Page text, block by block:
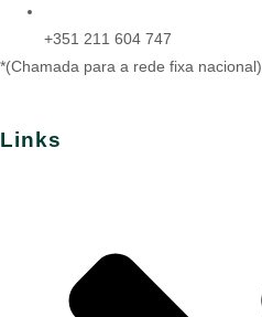
+351 211 604 747
*(Chamada para a rede fixa nacional)
Links